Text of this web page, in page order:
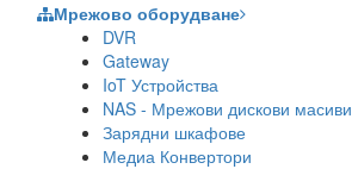
Мрежово оборудване
DVR
Gateway
IoT Устройства
NAS - Мрежови дискови масиви
Зарядни шкафове
Медиа Конвертори